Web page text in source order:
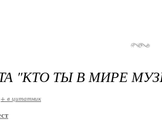
"КТО ТЫ В МИРЕ
+ в цитатник